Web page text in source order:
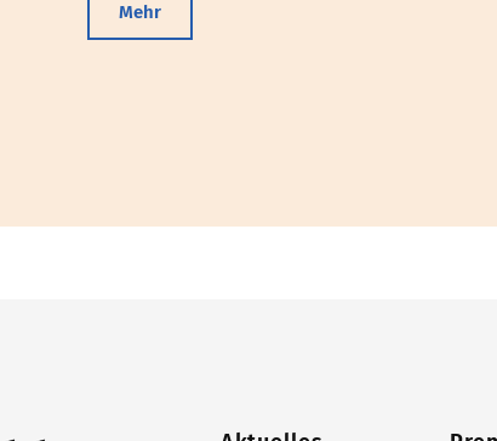
Mehr